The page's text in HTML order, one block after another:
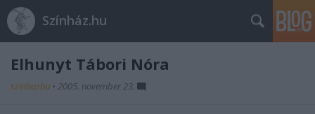
Színház.hu
Elhunyt Tábori Nóra
szinhazhu • 2005. november 23.